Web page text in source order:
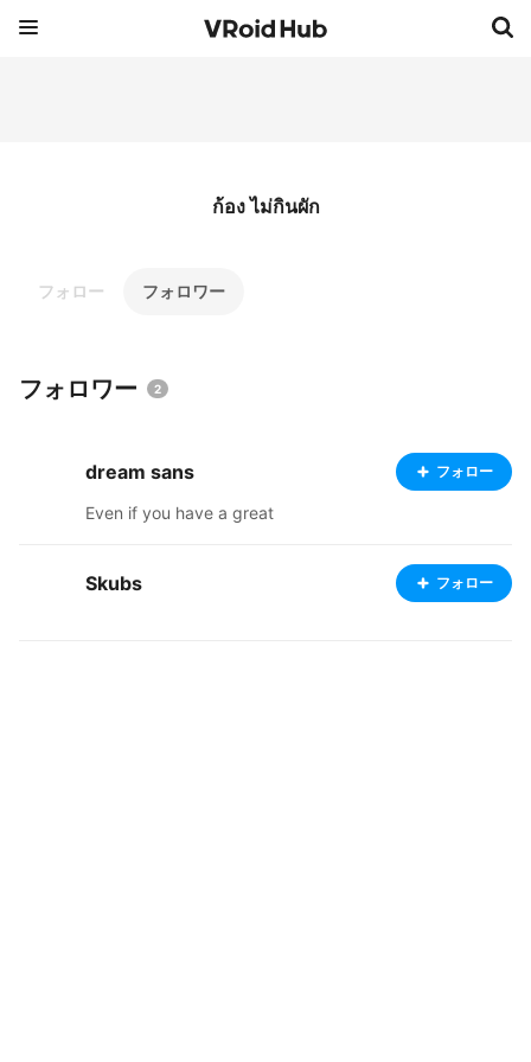
ก้อง ไม่กินผัก
フォロー フォロワー
フォロワー 2
dream sans フォロー
Even if you have a great
Skubs フォロー